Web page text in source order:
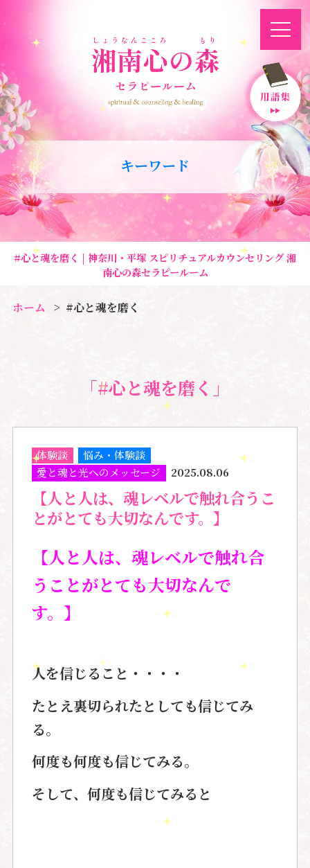
キーワード
#心と魂を磨く | 神奈川・平塚 スピリチュアルカウンセリング 湘
南心の森セラピールーム
ホーム #心と魂を磨く
「#心と魂を磨く」
体験談
悩み・体験談
愛と魂と光へのメッセージ
2025.08.06
【人と人は、魂レベルで触れ合うこ
とがとても大切なんです。】
【人と人は、魂レベルで触れ合
うことがとても大切なんで
す。】
人を信じること・・・・
たとえ裏切られたとしても信じてみ
る。
何度も何度も信じてみる。
そして、何度も信じてみると